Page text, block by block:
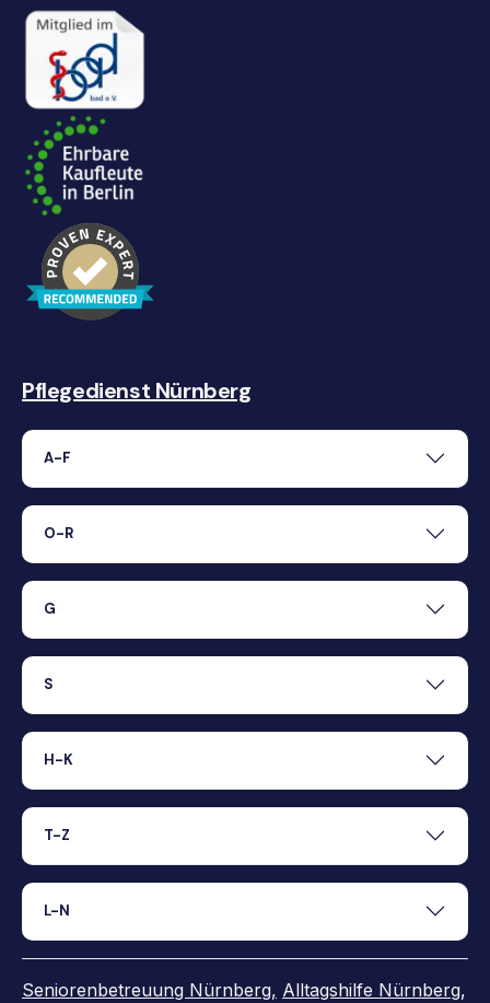
Pflegedienst Nürnberg
A-F
O-R
G
S
H-K
T-Z
L-N
Seniorenbetreuung Nürnberg, Alltagshilfe Nürnberg,